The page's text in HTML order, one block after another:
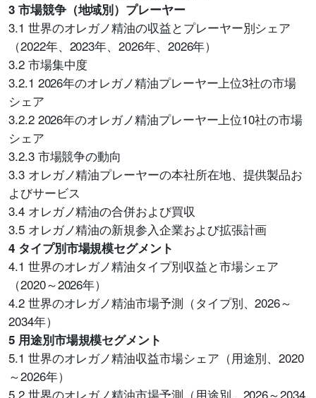
3 市場競争（地域別）プレーヤー
3.1 世界のオレガノ精油の収益とプレーヤー別シェア
（2022年、2023年、2026年、2026年）
3.2 市場集中度
3.2.1 2026年のオレガノ精油プレーヤー上位3社の市場
シェア
3.2.2 2026年のオレガノ精油プレーヤー上位10社の市場
シェア
3.2.3 市場競争の動向
3.3 オレガノ精油プレーヤーの本社所在地、提供製品お
よびサービス
3.4 オレガノ精油の合併および買収
3.5 オレガノ精油の新規参入企業および拡張計画
4 タイプ別市場規模セグメント
4.1 世界のオレガノ精油タイプ別収益と市場シェア
（2020～2026年）
4.2 世界のオレガノ精油市場予測（タイプ別、2026～
2034年）
5 用途別市場規模セグメント
5.1 世界のオレガノ精油収益市場シェア（用途別、2020
～2026年）
5.2 世界のオレガノ精油市場予測（用途別、2026～2034